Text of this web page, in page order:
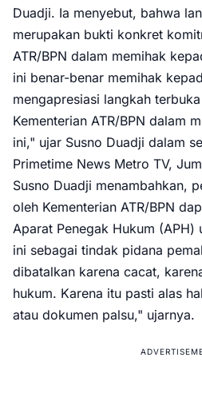
Duadji. Ia menyebut, bahwa
merupakan bukti konkret
ATR/BPN dalam memihak
ini benar-benar memihak
mengapresiasi langkah
Kementerian ATR/BPN dalam
ini," ujar Susno Duadji dalam
Primetime News Metro TV,
Susno Duadji menambahkan,
oleh Kementerian ATR/BPN
Aparat Penegak Hukum (APH)
ini sebagai tindak pidana
dibatalkan karena cacat,
hukum. Karena itu pasti alas
atau dokumen palsu," ujarnya.